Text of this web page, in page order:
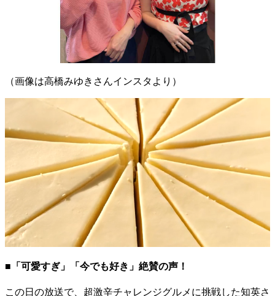
（画像は高橋みゆきさんインスタより）
■「可愛すぎ」「今でも好き」絶賛の声！
この日の放送で、超激辛チャレンジグルメに挑戦した知英さ